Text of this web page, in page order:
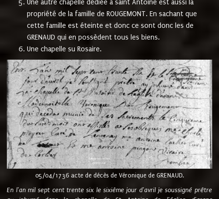
Une autre chapelle dédiée à saint Antoine est aussi la
propriété de la famille de ROUGEMONT. En sachant que
cette famille est éteinte et donc ce sont donc les de
GRENAUD qui en possèdent tous les biens.
Une chapelle su Rosaire.
05/04/1736 acte de décès de Véronique de GRENAUD.
En l'an mil sept cent trente six le sixième jour d'avril je soussigné prêtre